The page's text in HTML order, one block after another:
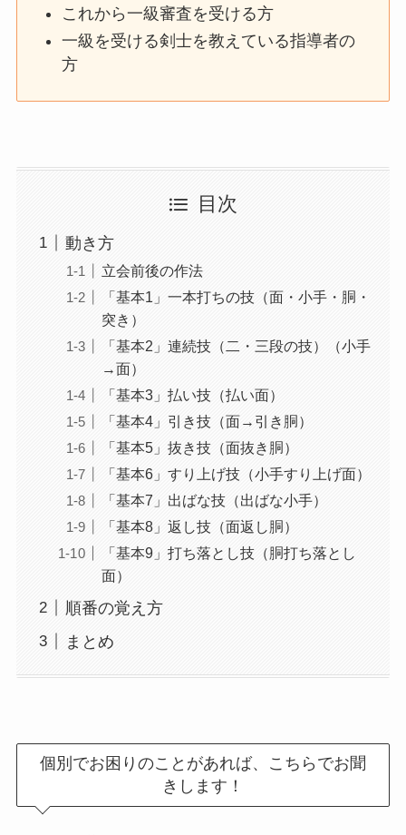
これから一級審査を受ける方
一級を受ける剣士を教えている指導者の
方
目次
動き方
立会前後の作法
「基本1」一本打ちの技（面・小手・胴・
突き）
「基本2」連続技（二・三段の技）（小手
→面）
「基本3」払い技（払い面）
「基本4」引き技（面→引き胴）
「基本5」抜き技（面抜き胴）
「基本6」すり上げ技（小手すり上げ面）
「基本7」出ばな技（出ばな小手）
「基本8」返し技（面返し胴）
「基本9」打ち落とし技（胴打ち落とし
面）
順番の覚え方
まとめ
個別でお困りのことがあれば、こちらでお聞
きします！